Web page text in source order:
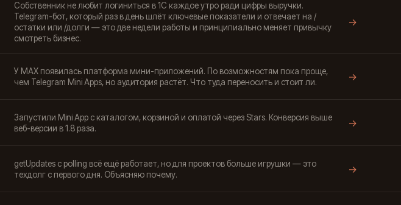
Собственник не любит логиниться в 1С каждое утро ради цифры выручки.
Telegram-бот, который раз в день шлёт ключевые показатели и отвечает на /
остатки или /долги — это две недели работы и принципиально меняет привычку
смотреть бизнес.
→
У MAX появилась платформа мини-приложений. По возможностям пока проще,
чем Telegram Mini Apps, но аудитория растёт. Что туда переносить и стоит ли.
→
Запустили Mini App с каталогом, корзиной и оплатой через Stars. Конверсия выше
веб-версии в 1.8 раза.
→
getUpdates с polling всё ещё работает, но для проектов больше игрушки — это
техдолг с первого дня. Объясняю почему.
→